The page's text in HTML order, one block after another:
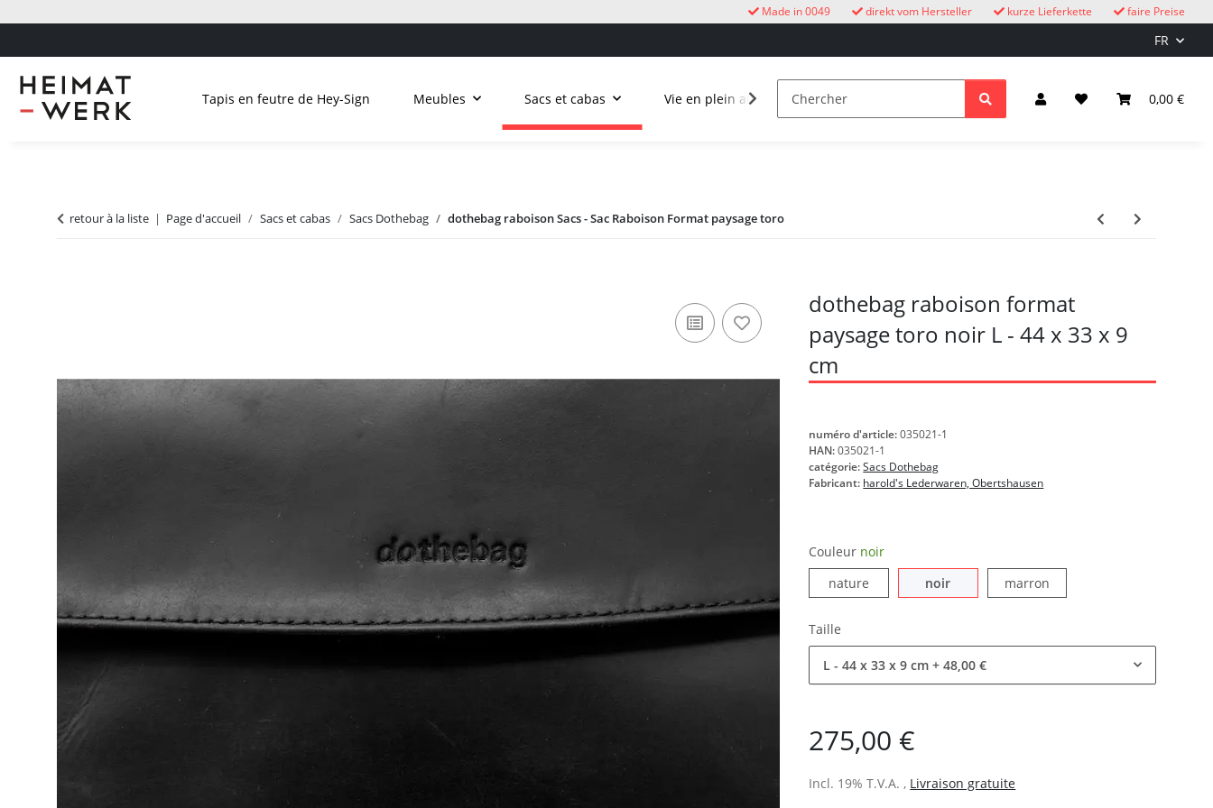
faire Preise
kurze Lieferkette
direkt vom Hersteller
Made in 0049
FR
0,00 €
Tapis en feutre de Hey-Sign Meubles Sacs et cabas Vie en plein air Coucous Éclairage et électricité
retour à la liste Page d'accueil Sacs et cabas Sacs Dothebag dothebag raboison Sacs - Sac Raboison Format paysage toro
dothebag raboison format
paysage toro noir L - 44 x 33 x 9
cm
numéro d'article:035021-1
HAN:035021-1
catégorie:Sacs Dothebag
Fabricant: harold's Lederwaren, Obertshausen
Couleur noir
nature
noirnoir marronmarron
Taille
L - 44 x 33 x 9 cm + 48,00 €
275,00 €
Incl. 19% T.V.A. , Livraison gratuite